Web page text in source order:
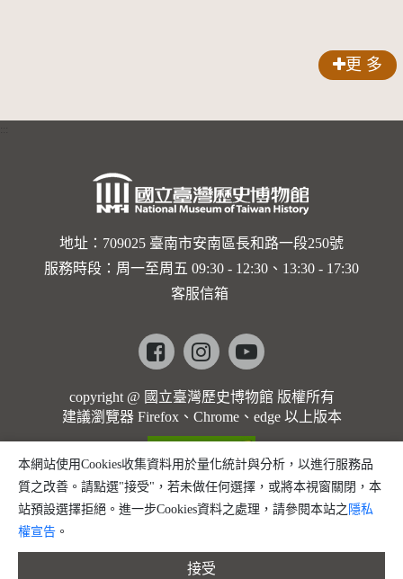
更 多
地址：709025 臺南市安南區長和路一段250號
服務時段：周一至周五 09:30 - 12:30、13:30 - 17:30
客服信箱
Facebookinstagramyoutube
copyright @ 國立臺灣歷史博物館 版權所有
建議瀏覽器 Firefox、Chrome、edge 以上版本
本網站使用Cookies收集資料用於量化統計與分析，以進行服務品
質之改善。請點選"接受"，若未做任何選擇，或將本視窗關閉，本
站預設選擇拒絕。進一步Cookies資料之處理，請參閱本站之 隱私
權宣告 。
接受